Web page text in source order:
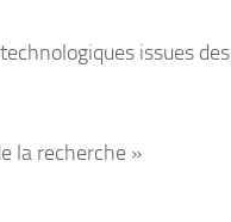
issues des
la recherche »